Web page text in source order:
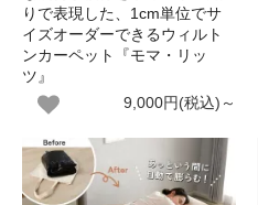
りで表現した、1cm単位でサ
イズオーダーできるウィルト
ンカーペット『モマ・リッ
ツ』
9,000円(税込)～